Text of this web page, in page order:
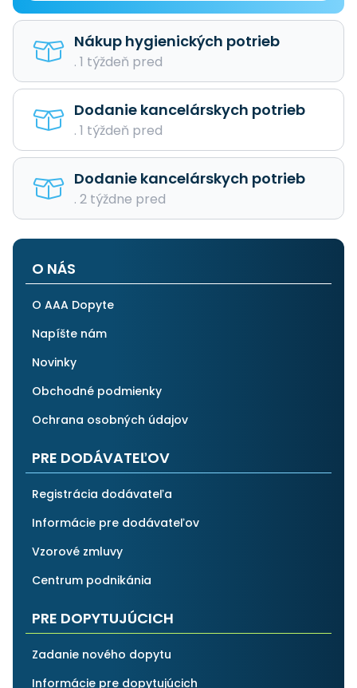
Nákup hygienických potrieb
. 1 týždeň pred
Dodanie kancelárskych potrieb
. 1 týždeň pred
Dodanie kancelárskych potrieb
. 2 týždne pred
O NÁS
O AAA Dopyte
Napíšte nám
Novinky
Obchodné podmienky
Ochrana osobných údajov
PRE DODÁVATEĽOV
Registrácia dodávateľa
Informácie pre dodávateľov
Vzorové zmluvy
Centrum podnikánia
PRE DOPYTUJÚCICH
Zadanie nového dopytu
Informácie pre dopytujúcich